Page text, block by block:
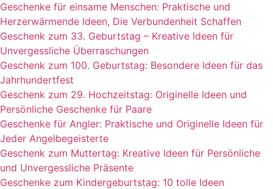
Geschenke für einsame Menschen: Praktische und
Herzerwärmende Ideen, Die Verbundenheit Schaffen
Geschenk zum 33. Geburtstag – Kreative Ideen für
Unvergessliche Überraschungen
Geschenk zum 100. Geburtstag: Besondere Ideen für das
Jahrhundertfest
Geschenk zum 29. Hochzeitstag: Originelle Ideen und
Persönliche Geschenke für Paare
Geschenke für Angler: Praktische und Originelle Ideen für
Jeder Angelbegeisterte
Geschenk zum Muttertag: Kreative Ideen für Persönliche
und Unvergessliche Präsente
Geschenke zum Kindergeburtstag: 10 tolle Ideen